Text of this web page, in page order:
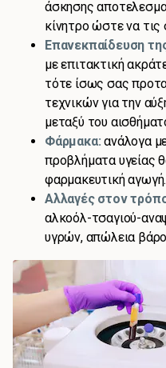
άσκησης
κίνητρο ώστε να τις
Επανεκπαίδευση
με επιτακτική
τότε ίσως σας
τεχνικών για την
μεταξύ του
Φάρμακα: ανάλογα
προβλήματα υγείας
φαρμακευτική αγωγή.
Αλλαγές στον
αλκοόλ-τσαγιού-
υγρών, απώλεια